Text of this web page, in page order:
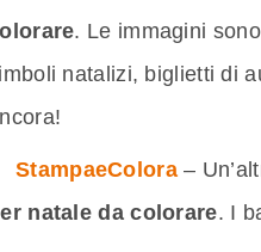
. Le immagini
natalizi, biglietti di
StampaeColora–
natale da colorare. I